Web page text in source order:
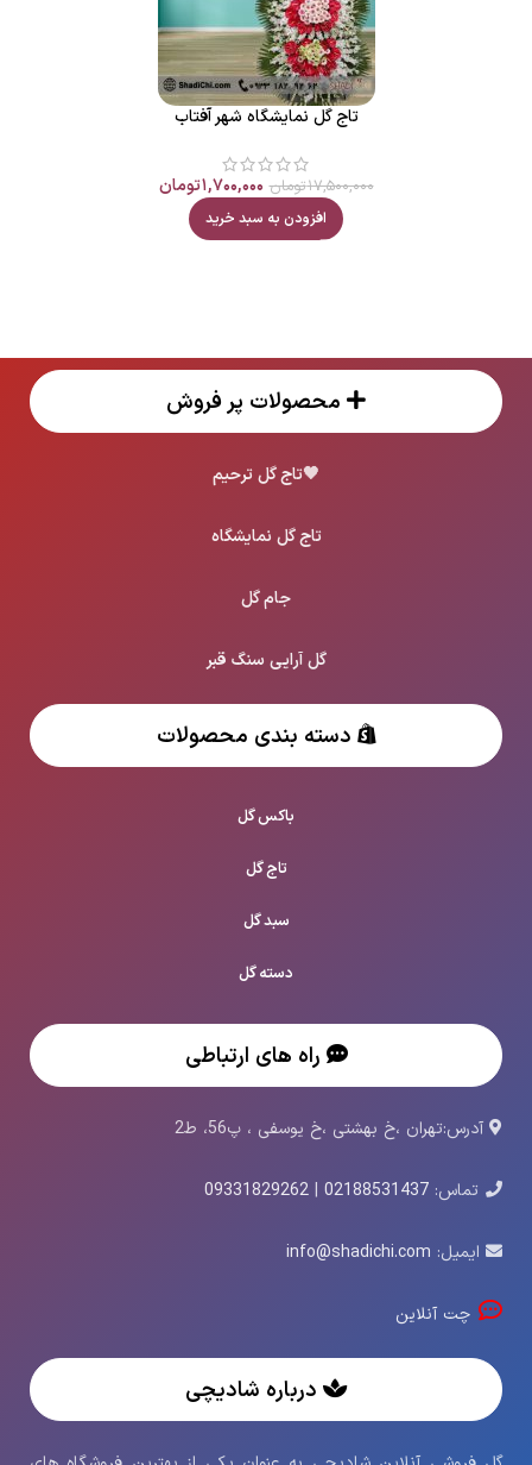
تاج گل نمایشگاه شهر آفتاب
۱۷,۵۰۰,۰۰۰تومان ۱,۷۰۰,۰۰۰تومان
افزودن به سبد خرید
محصولات پر فروش
🖤تاج گل ترحیم
تاج گل نمایشگاه
جام گل
گل آرایی سنگ قبر
دسته بندی محصولات
باکس گل
تاج گل
سبد گل
دسته گل
راه های ارتباطی
آدرس:تهران ،خ بهشتی ،خ یوسفی ، پ56، ط2
تماس: 02188531437
|
09331829262
ایمیل: info@shadichi.com
چت آنلاین
درباره شادیچی